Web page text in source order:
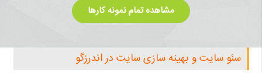
مشاهده تمام نمونه کارها
سئو سایت و بهینه سازی سایت در اندرزگو